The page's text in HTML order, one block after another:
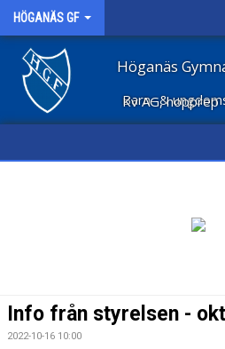
HÖGANÄS GF
Höganäs
Barn- & ungdomsgymnastik, tävlingstrupper, Kv AG, hopprep
FÖRENINGSKLÄDER
Info från styrelsen -
2022-10-16 10:00